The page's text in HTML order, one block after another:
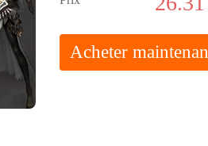
Acheter